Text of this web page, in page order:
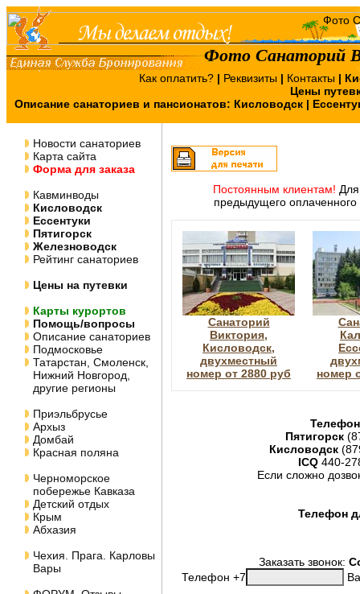
Фото Санаторий
Как оплатить? | Реквизиты | Контакты |
Цены
Описание санаториев и пансионатов: Кисловодск |
Новости санаториев
Карта сайта
Форма для заказа
Кавминводы
Кисловодск
Ессентуки
Пятигорск
Железноводск
Рейтинг санаториев
Цены на путевки
Карты курортов
Помощь/вопросы
Описание санаториев
Подмосковье
Татарстан, Смоленск,
Нижний Новгород,
другие регионы
Приэльбрусье
Архыз
Домбай
Красная поляна
Черноморское
побережье Кавказа
Детский отдых
Крым
Абхазия
Чехия. Прага. Карловы
Вары
Постоянным клиентам!
предыдущего оплаченного
Санаторий
Виктория,
Кисловодск,
двухместный
номер от 2880 руб
номер
Пятигорск
Кисловодск
ICQ 440-
Если сложно
Телефон
Заказать звонок:
Телефон +7